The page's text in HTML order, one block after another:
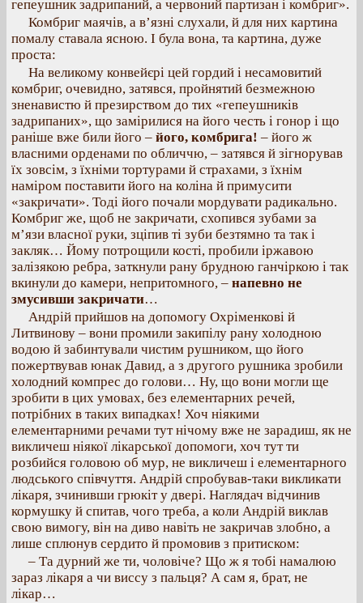
гепеушник задрипаний, а червоний партизан і комбриг».
Комбриг маячів, а в’язні слухали, й для них картина
помалу ставала ясною. І була вона, та картина, дуже
проста:
На великому конвейєрі цей гордий і несамовитий
комбриг, очевидно, затявся, пройнятий безмежною
зненавистю й презирством до тих «гепеушників
задрипаних», що замірилися на його честь і гонор і що
раніше вже били його – його, комбрига! – його ж
власними орденами по обличчю, – затявся й зігнорував
їх зовсім, з їхніми тортурами й страхами, з їхнім
наміром поставити його на коліна й примусити
«закричати». Тоді його почали мордувати радикально.
Комбриг же, щоб не закричати, схопився зубами за
м’язи власної руки, зціпив ті зуби безтямно та так і
закляк… Йому потрощили кості, пробили іржавою
залізякою ребра, заткнули рану брудною ганчіркою і так
вкинули до камери, непритомного, – напевно не
змусивши закричати…
Андрій прийшов на допомогу Охріменкові й
Литвинову – вони промили закипілу рану холодною
водою й забинтували чистим рушником, що його
пожертвував юнак Давид, а з другого рушника зробили
холодний компрес до голови… Ну, що вони могли ще
зробити в цих умовах, без елементарних речей,
потрібних в таких випадках! Хоч ніякими
елементарними речами тут нічому вже не зарадиш, як не
викличеш ніякої лікарської допомоги, хоч тут ти
розбийся головою об мур, не викличеш і елементарного
людського співчуття. Андрій спробував-таки викликати
лікаря, зчинивши грюкіт у двері. Наглядач відчинив
кормушку й спитав, чого треба, а коли Андрій виклав
свою вимогу, він на диво навіть не закричав злобно, а
лише сплюнув сердито й промовив з притиском:
– Та дурний же ти, чоловіче? Що ж я тобі намалюю
зараз лікаря а чи виссу з пальця? А сам я, брат, не
лікар…